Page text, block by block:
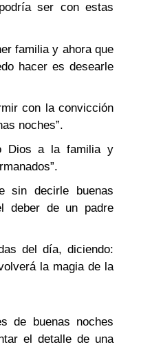
ser con estas
familia y ahora que
hacer es desearle
con la convicción
noches”.
Dios a la familia y
sin decirle buenas
deber de un padre
del día, diciendo:
la magia de la
de buenas noches
el detalle de una